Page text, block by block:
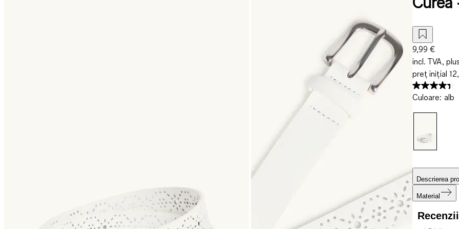
9,99 €
incl. TVA, plus
preț inițial
Culoare: alb
Descrierea
Material
Recenzii